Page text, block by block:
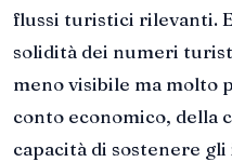
flussi turistici rilevanti.
solidità dei numeri
meno visibile ma molto
conto economico, della
capacità di sostenere